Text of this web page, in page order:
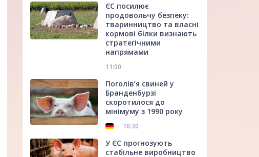
ЄС посилює
продовольчу безпеку:
тваринництво та власні
кормові білки визнають
стратегічними
напрямами
11:00
Поголів’я свиней у
Бранденбурзі
скоротилося до
мінімуму з 1990 року
10:30
У ЄС прогнозують
стабільне виробництво